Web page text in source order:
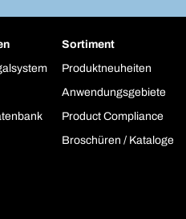
Sortiment
Produktneuheiten
Anwendungsgebiete
Product Compliance
Broschüren / Kataloge